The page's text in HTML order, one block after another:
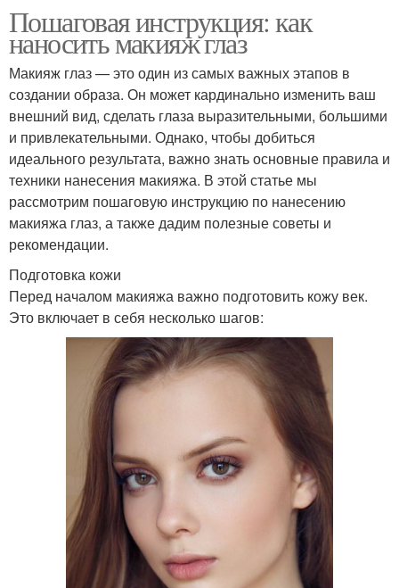
Пошаговая инструкция: как
наносить макияж глаз
Макияж глаз — это один из самых важных этапов в
создании образа. Он может кардинально изменить ваш
внешний вид, сделать глаза выразительными, большими
и привлекательными. Однако, чтобы добиться
идеального результата, важно знать основные правила и
техники нанесения макияжа. В этой статье мы
рассмотрим пошаговую инструкцию по нанесению
макияжа глаз, а также дадим полезные советы и
рекомендации.
Подготовка кожи
Перед началом макияжа важно подготовить кожу век.
Это включает в себя несколько шагов: